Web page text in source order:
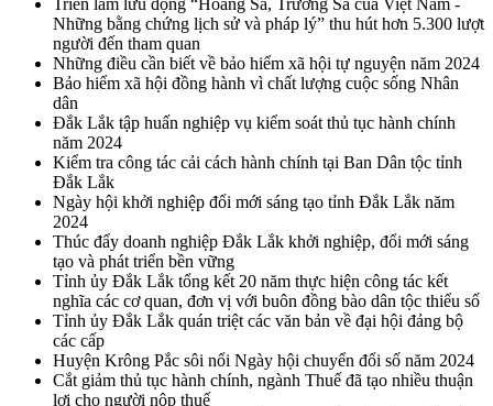
Triển lãm lưu động “Hoàng Sa, Trường Sa của Việt Nam -
Những bằng chứng lịch sử và pháp lý” thu hút hơn 5.300 lượt
người đến tham quan
Những điều cần biết về bảo hiểm xã hội tự nguyện năm 2024
Bảo hiểm xã hội đồng hành vì chất lượng cuộc sống Nhân
dân
Đắk Lắk tập huấn nghiệp vụ kiểm soát thủ tục hành chính
năm 2024
Kiểm tra công tác cải cách hành chính tại Ban Dân tộc tỉnh
Đắk Lắk
Ngày hội khởi nghiệp đổi mới sáng tạo tỉnh Đắk Lắk năm
2024
Thúc đẩy doanh nghiệp Đắk Lắk khởi nghiệp, đổi mới sáng
tạo và phát triển bền vững
Tỉnh ủy Đắk Lắk tổng kết 20 năm thực hiện công tác kết
nghĩa các cơ quan, đơn vị với buôn đồng bào dân tộc thiểu số
Tỉnh ủy Đắk Lắk quán triệt các văn bản về đại hội đảng bộ
các cấp
Huyện Krông Pắc sôi nổi Ngày hội chuyển đổi số năm 2024
Cắt giảm thủ tục hành chính, ngành Thuế đã tạo nhiều thuận
lợi cho người nộp thuế